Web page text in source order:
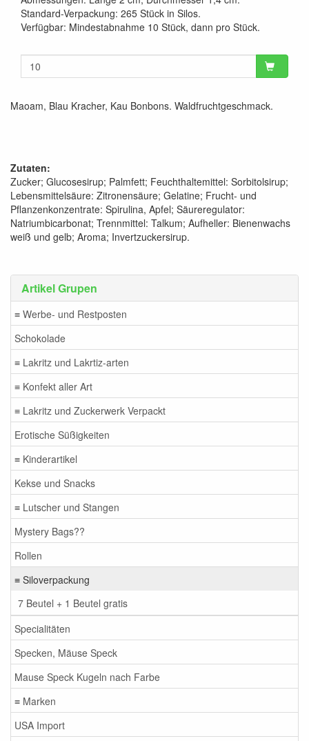
Artikel Grupen
≡ Werbe- und Restposten
Schokolade
≡ Lakritz und Lakrtiz-arten
≡ Konfekt aller Art
≡ Lakritz und Zuckerwerk Verpackt
Erotische Süßigkeiten
≡ Kinderartikel
Kekse und Snacks
≡ Lutscher und Stangen
Mystery Bags??
Rollen
≡ Siloverpackung
7 Beutel + 1 Beutel gratis
Specialitäten
Specken, Mäuse Speck
Mause Speck Kugeln nach Farbe
≡ Marken
USA Import
Standard-Verpackung: 265 Stück in Silos.
Verfügbar: Mindestabnahme 10 Stück, dann pro Stück.
Maoam, Blau Kracher, Kau Bonbons. Waldfruchtgeschmack.
Zutaten:
Zucker; Glucosesirup; Palmfett; Feuchthaltemittel: Sorbitolsirup;
Lebensmittelsäure: Zitronensäure; Gelatine; Frucht- und
Pflanzenkonzentrate: Spirulina, Apfel; Säureregulator:
Natriumbicarbonat; Trennmittel: Talkum; Aufheller: Bienenwachs
weiß und gelb; Aroma; Invertzuckersirup.